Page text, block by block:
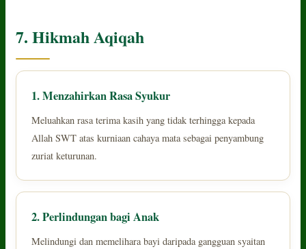
7. Hikmah Aqiqah
1. Menzahirkan Rasa Syukur
Meluahkan rasa terima kasih yang tidak terhingga kepada
Allah SWT atas kurniaan cahaya mata sebagai penyambung
zuriat keturunan.
2. Perlindungan bagi Anak
Melindungi dan memelihara bayi daripada gangguan syaitan